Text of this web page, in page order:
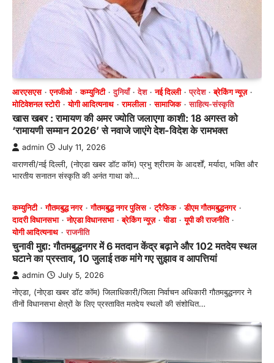
आरएसएस एनजीओ कम्युनिटी दुनियाँ देश नई दिल्ली प्रदेश
ब्रेकिंग न्यूज़
मोटिवेशनल स्टोरी
योगी आदित्यनाथ रामलीला सामाजिक साहित्य-संस्कृति
खास खबर : रामायण की अमर ज्योति जलाएगा काशी: 18 अगस्त को
‘रामायणी सम्मान 2026’ से नवाजे जाएंगे देश-विदेश के रामभक्त
admin July 11, 2026
वाराणसी/नई दिल्ली, (नोएडा खबर डॉट कॉम) प्रभु श्रीराम के आदर्शों, मर्यादा, भक्ति और
भारतीय सनातन संस्कृति की अनंत गाथा को…
कम्युनिटी गौतमबुद्ध नगर गौतमबुद्ध नगर पुलिस ट्रैफिक
डीएम गौतमबुद्धनगर
दादरी विधानसभा
नोएडा विधानसभा ब्रेकिंग न्यूज़ यीडा
यूपी की राजनीति
योगी आदित्यनाथ
राजनीति
चुनावी मुद्दा: गौतमबुद्धनगर में 6 मतदान केंद्र बढ़ाने और 102 मतदेय स्थल
घटाने का प्रस्ताव, 10 जुलाई तक मांगे गए सुझाव व आपत्तियां
admin July 5, 2026
नोएडा, (नोएडा खबर डॉट कॉम) जिलाधिकारी/जिला निर्वाचन अधिकारी गौतमबुद्धनगर ने
तीनों विधानसभा क्षेत्रों के लिए प्रस्तावित मतदेय स्थलों की संशोधित…